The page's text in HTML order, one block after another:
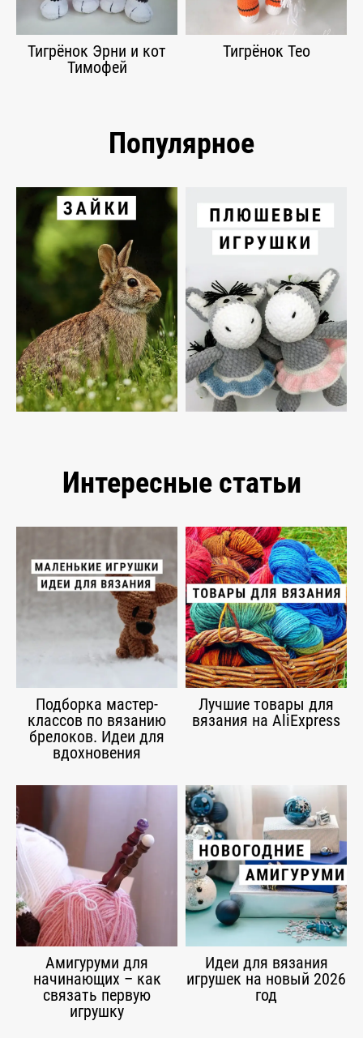
Тигрёнок Эрни и кот
Тимофей
Тигрёнок Тео
Популярное
Интересные статьи
Подборка мастер-
классов по вязанию
брелоков. Идеи для
вдохновения
Лучшие товары для
вязания на AliExpress
Амигуруми для
начинающих – как
связать первую
игрушку
Идеи для вязания
игрушек на новый 2026
год